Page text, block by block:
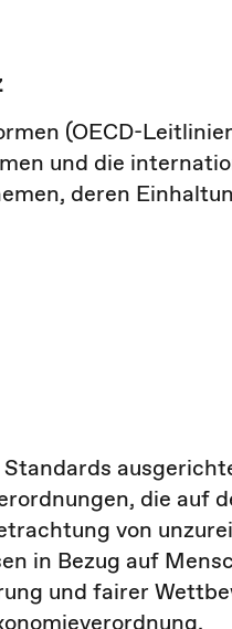
(OECD-
und die
deren
die auf
von
in Bezug auf
und fairer